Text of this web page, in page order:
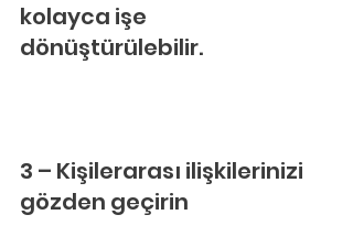
kolayca işe
dönüştürülebilir.
3 – Kişilerarası ilişkilerinizi
gözden geçirin